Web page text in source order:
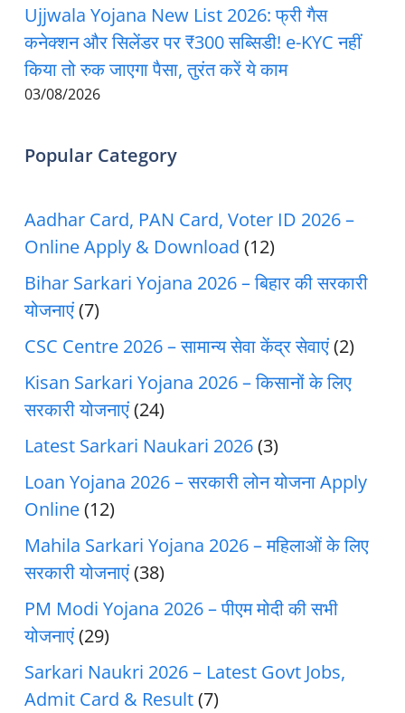
Ujjwala Yojana New List 2026: फ्री गैस
कनेक्शन और सिलेंडर पर ₹300 सब्सिडी! e-KYC नहीं
किया तो रुक जाएगा पैसा, तुरंत करें ये काम
03/08/2026
Popular Category
Aadhar Card, PAN Card, Voter ID 2026 –
Online Apply & Download (12)
Bihar Sarkari Yojana 2026 – बिहार की सरकारी
योजनाएं(7)
CSC Centre 2026 – सामान्य सेवा केंद्र सेवाएं(2)
Kisan Sarkari Yojana 2026 – किसानों के लिए
सरकारी योजनाएं(24)
Latest Sarkari Naukari 2026(3)
Loan Yojana 2026 – सरकारी लोन योजना Apply
Online(12)
Mahila Sarkari Yojana 2026 – महिलाओं के लिए
सरकारी योजनाएं(38)
PM Modi Yojana 2026 – पीएम मोदी की सभी
योजनाएं(29)
Sarkari Naukri 2026 – Latest Govt Jobs,
Admit Card & Result(7)